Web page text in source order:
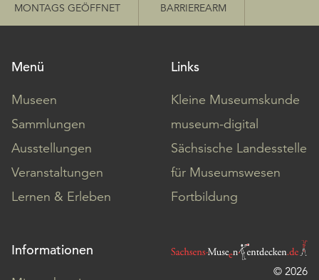
MONTAGS GEÖFFNET BARRIEREARM
Menü
Museen
Sammlungen
Ausstellungen
Veranstaltungen
Lernen & Erleben
Links
Kleine Museumskunde
museum-digital
Sächsische Landesstelle
für Museumswesen
Fortbildung
Informationen
© 2026